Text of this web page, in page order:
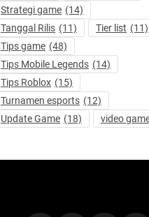
Strategi game (14)
Tanggal Rilis (11) Tier list (11)
Tips game (48)
Tips Mobile Legends (14)
Tips Roblox (15)
Turnamen esports (12)
Update Game (18) video